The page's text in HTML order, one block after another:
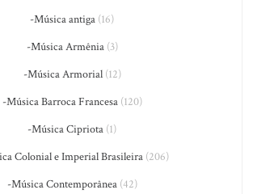
-Música antiga (16)
-Música Armênia(3)
-Música Armorial(12)
-Música Barroca Francesa(120)
-Música Cipriota (1)
Colonial e Imperial Brasileira(206)
-Música Contemporânea(42)